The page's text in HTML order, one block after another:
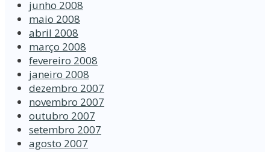
junho 2008
maio 2008
abril 2008
março 2008
fevereiro 2008
janeiro 2008
dezembro 2007
novembro 2007
outubro 2007
setembro 2007
agosto 2007